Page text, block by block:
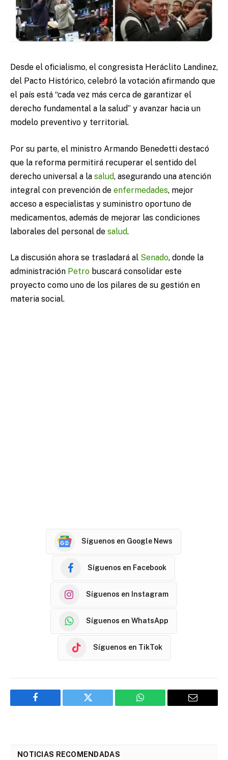
Desde el oficialismo, el congresista Heráclito Landinez,
del Pacto Histórico, celebró la votación afirmando que
el país está “cada vez más cerca de garantizar el
derecho fundamental a la salud” y avanzar hacia un
modelo preventivo y territorial.
Por su parte, el ministro Armando Benedetti destacó
que la reforma permitirá recuperar el sentido del
derecho universal a la salud, asegurando una atención
integral con prevención de enfermedades, mejor
acceso a especialistas y suministro oportuno de
medicamentos, además de mejorar las condiciones
laborales del personal de salud.
La discusión ahora se trasladará al Senado, donde la
administración Petro buscará consolidar este
proyecto como uno de los pilares de su gestión en
materia social.
Síguenos en Google News
Síguenos en Facebook
Síguenos en Instagram
Síguenos en WhatsApp
Síguenos en TikTok
Facebook Twitter WhatsApp Email
NOTICIAS RECOMENDADAS